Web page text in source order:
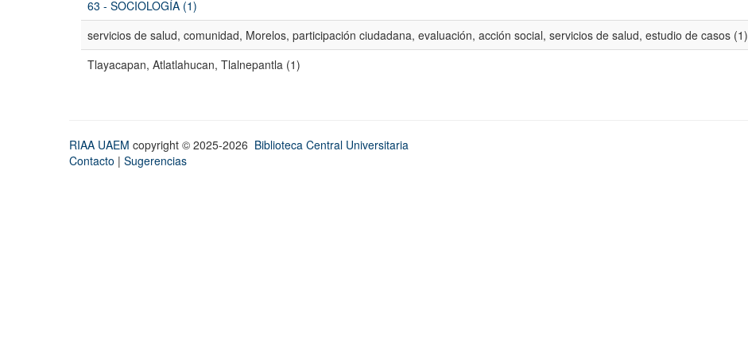
63 - SOCIOLOGÍA (1)
servicios de salud, comunidad, Morelos, participación ciudadana, evaluación, acción social, servicios de salud, estudio de casos (1)
Tlayacapan, Atlatlahucan, Tlalnepantla (1)
RIAA UAEM copyright © 2025-2026 Biblioteca Central Universitaria
Contacto | Sugerencias